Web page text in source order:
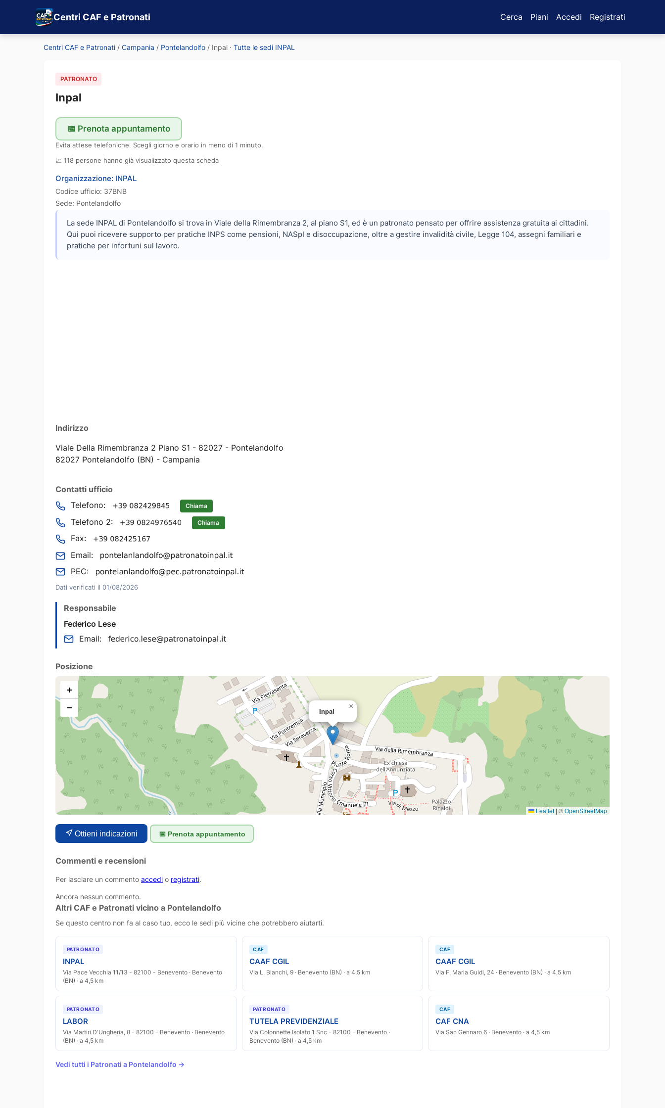
Centri CAF e Patronati Cerca Piani Accedi Registrati
Centri CAF e Patronati / Campania / Pontelandolfo / Inpal · Tutte le sedi INPAL
PATRONATO
Inpal
📅 Prenota appuntamento
Evita attese telefoniche. Scegli giorno e orario in meno di 1 minuto.
📈 118 persone hanno già visualizzato questa scheda
Organizzazione: INPAL
Codice ufficio: 37BNB
Sede: Pontelandolfo
La sede INPAL di Pontelandolfo si trova in Viale della Rimembranza 2, al piano S1, ed è un patronato pensato per offrire assistenza gratuita ai cittadini.
Qui puoi ricevere supporto per pratiche INPS come pensioni, NASpI e disoccupazione, oltre a gestire invalidità civile, Legge 104, assegni familiari e
pratiche per infortuni sul lavoro.
Indirizzo
Viale Della Rimembranza 2 Piano S1 - 82027 - Pontelandolfo
82027 Pontelandolfo (BN) - Campania
Contatti ufficio
Telefono:
Chiama
Telefono 2: Chiama
Fax:
Email:
PEC:
Dati verificati il 01/08/2026
Responsabile
Federico Lese
Email:
Posizione
Inpal
×
+
−
Leaflet | ©OpenStreetMap
Ottieni indicazioni 📅 Prenota appuntamento
Commenti e recensioni
Per lasciare un commento accedi o registrati.
Ancora nessun commento.
Altri CAF e Patronati vicino a Pontelandolfo
Se questo centro non fa al caso tuo, ecco le sedi più vicine che potrebbero aiutarti.
PATRONATO
INPAL
Via Pace Vecchia 11/13 - 82100 - Benevento · Benevento
(BN) · a 4,5 km
CAF
CAAF CGIL
Via L. Bianchi, 9 · Benevento (BN) · a 4,5 km
CAF
CAAF CGIL
Via F. Maria Guidi, 24 · Benevento (BN) · a 4,5 km
PATRONATO
LABOR
Via Martiri D'Ungheria, 8 - 82100 - Benevento · Benevento
(BN) · a 4,5 km
PATRONATO
TUTELA PREVIDENZIALE
Via Colonnette Isolato 1 Snc - 82100 - Benevento ·
Benevento (BN) · a 4,5 km
CAF
CAF CNA
Via San Gennaro 6 · Benevento · a 4,5 km
Vedi tutti i Patronati a Pontelandolfo →